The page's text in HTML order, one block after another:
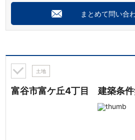
まとめて問い合
土地
富谷市富ケ丘4丁目 建築条